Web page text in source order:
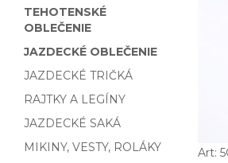
TEHOTENSKÉ
OBLEČENIE
JAZDECKÉ OBLEČENIE
JAZDECKÉ TRIČKÁ
RAJTKY A LEGÍNY
JAZDECKÉ SAKÁ
MIKINY, VESTY, ROLÁKY
Art: